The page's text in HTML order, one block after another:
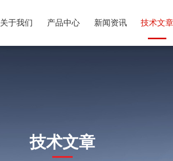
关于我们 产品中心 新闻资讯 技术文章
技术文章